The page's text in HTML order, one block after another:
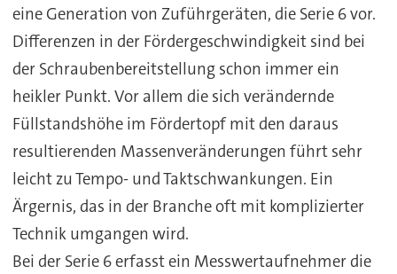
eine Generation von Zuführgeräten, die Serie 6 vor.
Differenzen in der Fördergeschwindigkeit sind bei
der Schraubenbereitstellung schon immer ein
heikler Punkt. Vor allem die sich verändernde
Füllstandshöhe im Fördertopf mit den daraus
resultierenden Massenveränderungen führt sehr
leicht zu Tempo- und Taktschwankungen. Ein
Ärgernis, das in der Branche oft mit komplizierter
Technik umgangen wird.
Bei der Serie 6 erfasst ein Messwertaufnehmer die